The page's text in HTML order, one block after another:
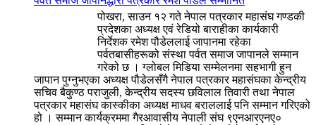
पोखरा, साउन १२ गते नेपाल पत्रकार महासंघ गण्डकी
प्रदेशका अध्यक्ष एवं रेडियो बाराहीका कार्यकारी
निर्देशक रमेश पौडेललाई जापानमा रहेका
पर्वतबासीहरूको संस्था पर्वत समाज जापानले सम्मान
गरेको छ । ग्लोबल मिडिया सम्मेलनमा सहभागी हुन
जापान पुग्नुभएका अध्यक्ष पौडेलसँगै नेपाल पत्रकार महासंघका केन्द्रीय
सचिव बैकुण्ठ पराजुली, केन्द्रीय सदस्य छविलाल तिवारी तथा नेपाल
पत्रकार महासंघ कास्कीका अध्यक्ष माधव बराललाई पनि सम्मान गरिएको
हो । सम्मान कार्यक्रममा गैरआवासीय नेपाली संघ ९एनआरएनए०